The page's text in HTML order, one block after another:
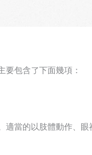
要包含了下面幾項：
當的以肢體動作、